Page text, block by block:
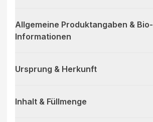
Allgemeine Produktangaben & Bio-
Informationen
Ursprung & Herkunft
Inhalt & Füllmenge